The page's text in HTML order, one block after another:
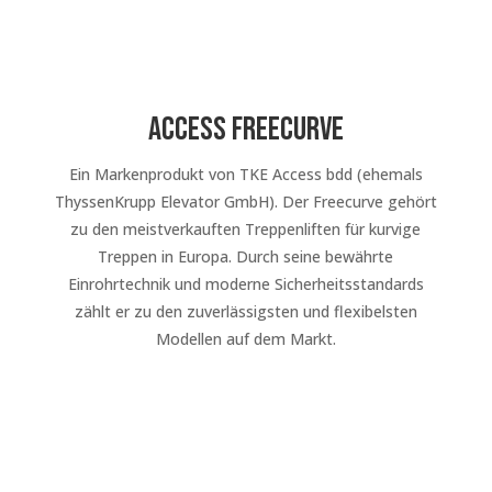
Access Freecurve
Ein Markenprodukt von TKE Access bdd (ehemals
ThyssenKrupp Elevator GmbH). Der Freecurve gehört
zu den meistverkauften Treppenliften für kurvige
Treppen in Europa. Durch seine bewährte
Einrohrtechnik und moderne Sicherheitsstandards
zählt er zu den zuverlässigsten und flexibelsten
Modellen auf dem Markt.